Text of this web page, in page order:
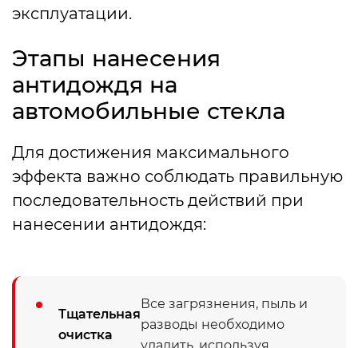
эксплуатации.
Этапы нанесения
антидождя на
автомобильные стекла
Для достижения максимального
эффекта важно соблюдать правильную
последовательность действий при
нанесении антидождя:
Тщательная
очистка
Все загрязнения, пыль и
разводы необходимо